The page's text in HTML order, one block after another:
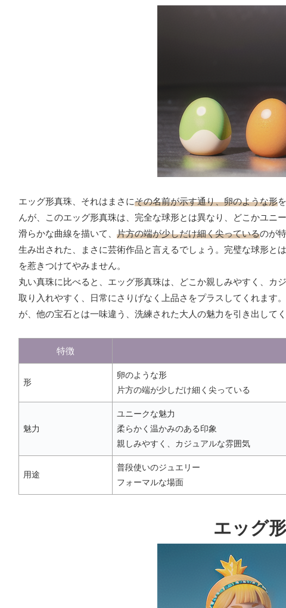
エッグ形真珠、それはまさにその名前が示す通り、卵のような形
んが、このエッグ形真珠は、完全な球形とは異なり、どこかユニ
滑らかな曲線を描いて、 片方の端が少しだけ細く尖っているのが
生み出された、まさに芸術作品と言えるでしょう。完璧な球形とは
を惹きつけてやみません。
丸い真珠に比べると、エッグ形真珠は、どこか親しみやすく、カ
取り入れやすく、日常にさりげなく上品さをプラスしてくれます
が、他の宝石とは一味違う、洗練された大人の魅力を引き出してく
特徴
形
卵のような形
片方の端が少しだけ細く尖っている
魅力
ユニークな魅力
柔らかく温かみのある印象
親しみやすく、カジュアルな雰囲気
用途
普段使いのジュエリー
フォーマルな場面
エッグ